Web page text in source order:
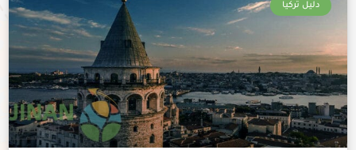
دليل تركيا